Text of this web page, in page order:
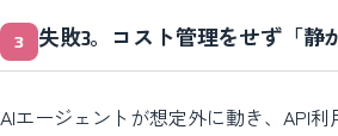
失敗3。コスト管理をせず「静
AIエージェントが想定外に動き、API